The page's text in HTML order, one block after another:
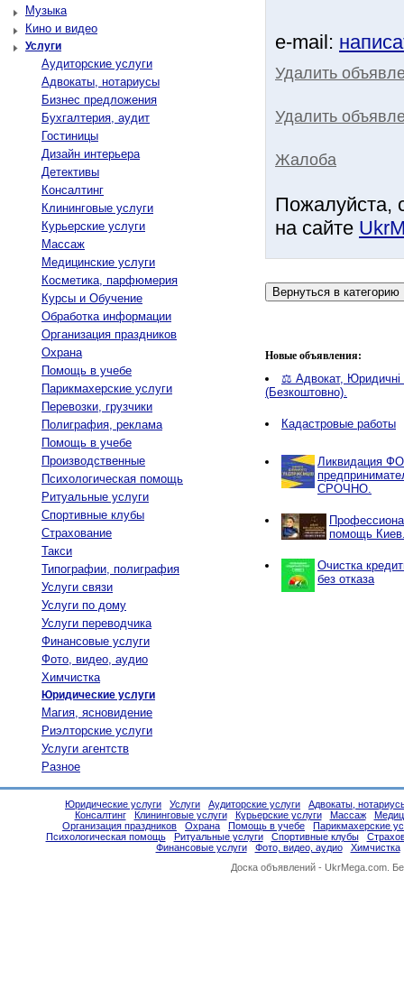
Музыка
Кино и видео
Услуги
Аудиторские услуги
Адвокаты, нотариусы
Бизнес предложения
Бухгалтерия, аудит
Гостиницы
Дизайн интерьера
Детективы
Консалтинг
Клининговые услуги
Курьерские услуги
Массаж
Медицинские услуги
Косметика, парфюмерия
Курсы и Обучение
Обработка информации
Организация праздников
Охрана
Помощь в учебе
Парикмахерские услуги
Перевозки, грузчики
Полиграфия, реклама
Помощь в учебе
Производственные
Психологическая помощь
Ритуальные услуги
Спортивные клубы
Страхование
Такси
Типографии, полиграфия
Услуги связи
Услуги по дому
Услуги переводчика
Финансовые услуги
Фото, видео, аудио
Химчистка
Юридические услуги
Магия, ясновидение
Риэлторские услуги
Услуги агентств
Разное
e-mail:
Удалить
Удалить
Жалоба
Пожалуйста,
на сайте
Новые объявления:
⚖️ Адвокат, Юридичні
(Безкоштовно).
Кадастровые работы
Ликвидация
СРОЧНО.
помощь
Очистка
без отказа
Юридические услуги Услуги Аудиторские услуги
Адвокаты,
Консалтинг
Клининговые услуги Курьерские услуги Массаж
Организация праздников
Охрана Помощь в учебе
Парикмахерские
Психологическая помощь
Ритуальные услуги Спортивные клубы
Финансовые услуги
Фото, видео, аудио
Химчистка
Доска объявлений - UkrMega.com.